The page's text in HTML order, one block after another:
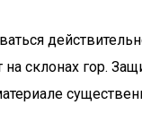
на склонах гор.